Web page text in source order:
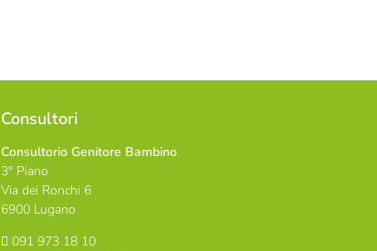
Consultori
Consultorio Genitore Bambino
3° Piano
Via dei Ronchi 6
6900 Lugano
091 973 18 10